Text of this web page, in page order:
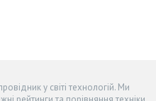
у світі технологій. Ми